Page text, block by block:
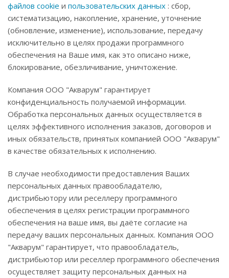
файлов cookie и пользовательских данных : сбор,
систематизацию, накопление, хранение, уточнение
(обновление, изменение), использование, передачу
исключительно в целях продажи программного
обеспечения на Ваше имя, как это описано ниже,
блокирование, обезличивание, уничтожение.
Компания ООО "Акварум" гарантирует
конфиденциальность получаемой информации.
Обработка персональных данных осуществляется в
целях эффективного исполнения заказов, договоров и
иных обязательств, принятых компанией ООО "Акварум"
в качестве обязательных к исполнению.
В случае необходимости предоставления Ваших
персональных данных правообладателю,
дистрибьютору или реселлеру программного
обеспечения в целях регистрации программного
обеспечения на ваше имя, вы даёте согласие на
передачу ваших персональных данных. Компания ООО
"Акварум" гарантирует, что правообладатель,
дистрибьютор или реселлер программного обеспечения
осуществляет защиту персональных данных на